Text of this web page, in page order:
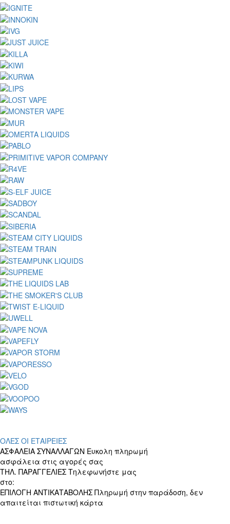
ΟΛΕΣ ΟΙ ΕΤΑΙΡΕΙΕΣ
ΑΣΦΑΛΕΙΑ ΣΥΝΑΛΛΑΓΩΝ Ευκολη πληρωμή
ασφάλεια στις αγορές σας
ΤΗΛ. ΠΑΡΑΓΓΕΛΙΕΣ Τηλεφωνήστε μας
στο:
ΕΠΙΛΟΓΗ ΑΝΤΙΚΑΤΑΒΟΛΗΣ Πληρωμή στην παράδοση, δεν
απαιτείται πιστωτική κάρτα